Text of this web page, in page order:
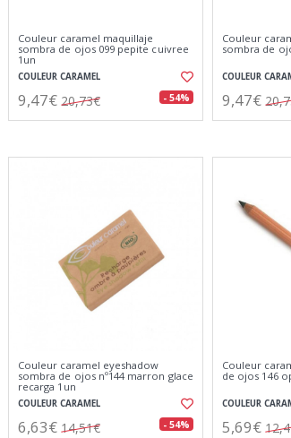
Couleur caramel maquillaje
sombra de ojos 099 pepite cuivree
1un
COULEUR CARAMEL
9,47€ 20,73€ - 54%
Couleur
sombra de
COULEUR
9,47€
Couleur caramel eyeshadow
sombra de ojos nº144 marron glace
recarga 1un
COULEUR CARAMEL
6,63€ 14,51€ - 54%
Couleur
de ojos 146
COULEUR
5,69€